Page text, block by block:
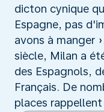
dicton cynique
Espagne, pas
avons à manger
siècle, Milan a
des Espagnols,
Français. De
places